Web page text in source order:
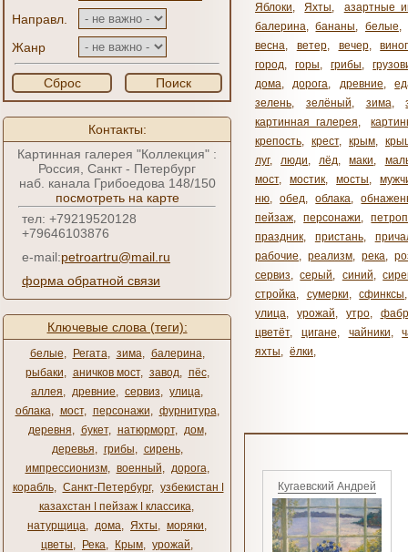
Направл.
Жанр
Сброс Поиск
Контакты:
Картинная галерея "Коллекция" :
Россия, Санкт - Петербург
наб. канала Грибоедова 148/150
посмотреть на карте
тел: +79219520128
+79646103876
e-mail:petroartru@mail.ru
форма обратной связи
Ключевые слова (теги):
белые, Регата, зима, балерина,
рыбаки, аничков мост, завод, пёс,
аллея, древние, сервиз, улица,
облака, мост, персонажи, фурнитура,
деревня, букет, натюрморт, дом,
деревья, грибы, сирень,
импрессионизм, военный, дорога,
корабль, Санкт-Петербург, узбекистан ǀ
казахстан ǀ пейзаж ǀ классика,
натурщица, дома, Яхты, моряки,
цветы, Река, Крым, урожай,
Яблоки, Яхты,
азартные
балерина, бананы, белые,
весна, ветер, вечер,
город, горы, грибы,
дома, дорога, древние,
зелень, зелёный, зима,
картинная галерея,
крепость, крест, крым,
луг, люди, лёд, маки,
мост, мостик, мосты,
ню, обед, облака,
пейзаж, персонажи,
праздник, пристань,
рабочие, реализм, река,
сервиз, серый, синий,
стройка, сумерки, сфинксы
улица, урожай, утро,
цветёт, цигане, чайники,
яхты, ёлки,
Кугаевский Андрей